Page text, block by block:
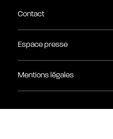
Contact
Espace presse
Mentions légales